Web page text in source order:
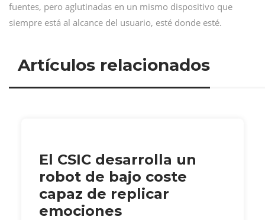
fuentes, pero aglutinadas en un mismo dispositivo que
siempre está al alcance del usuario, esté donde esté.
Artículos relacionados
El CSIC desarrolla un
robot de bajo coste
capaz de replicar
emociones